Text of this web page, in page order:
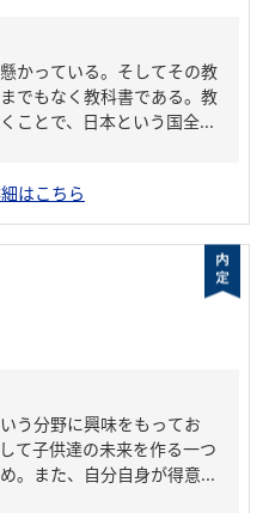
かっている。そしてその教
でもなく教科書である。教
ことで、日本という国全...
はこちら
う分野に興味をもってお
て子供達の未来を作る一つ
。また、自分自身が得意...